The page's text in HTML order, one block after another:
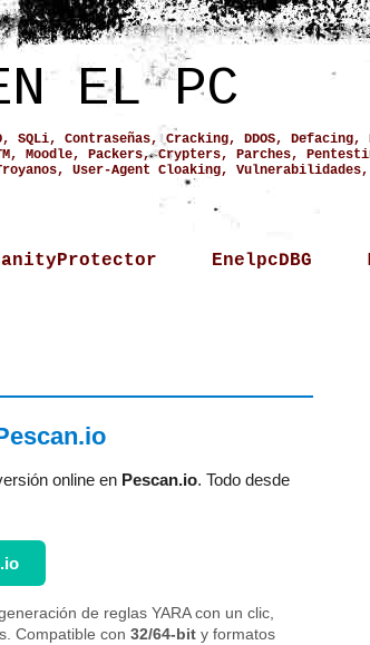
EL PC
Contraseñas, Cracking, DDOS,
Packers, Crypters, Parches,
User-Agent Cloaking, Vulnerabilidades,
EnelpcDBG
online en Pescan.io. Todo desde
de reglas YARA con un clic,
Compatible con 32/64-bit y formatos